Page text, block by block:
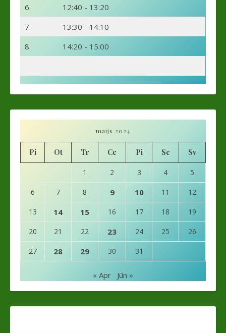
6.
12:40 - 13:20
7.
13:30 - 14:10
8.
14:20 - 15:00
maijs 2024
Pi Ot Tr Ce Pi Se Sv
1 2 3 4 5
6 7 8 9 10 11 12
13 14 15 16 17 18 19
20 21 22 23 24 25 26
27 28 29 30 31
« Apr Jūn »